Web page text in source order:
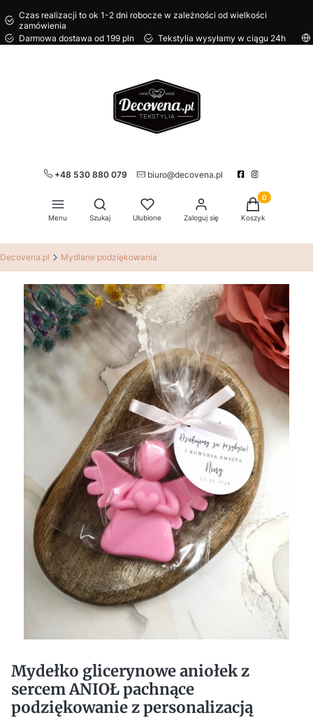
Czas realizacji to ok 1-2 dni robocze w zależności od wielkości
zamówienia
Darmowa dostawa od 199 pln
Tekstylia wysyłamy w ciągu 24h
+48 530 880 079 biuro@decovena.pl
Menu
Otwórz wyszukiwarkę
Szukaj Ulubione Zaloguj się
Produkty w
Koszyk
Decovena.pl Mydlane podziękowania
Mydełko glicerynowe aniołek z
sercem ANIOŁ pachnące
podziękowanie z personalizacją